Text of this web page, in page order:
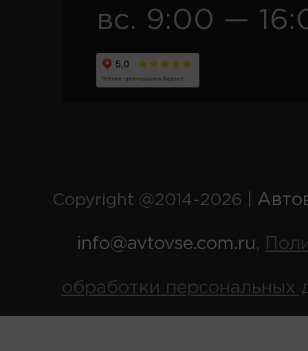
вс. 9:00 —
Copyright @2014-2026 |
info@avtovse.com.ru,
обработки персональных